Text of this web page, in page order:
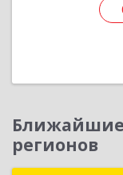
Ближайшие
регионов